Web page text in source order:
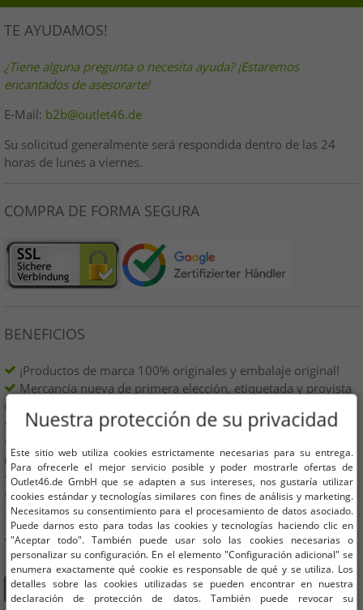
TE AYUDAMOS!
¿Tiene alguna pregunta o necesita ayuda? ¡Estaremos
encantados de asesorarte!
E-Mail: b2b@outlet46.de
Su solicitud generalmente será respondida dentro de las 24
horas de lunes a viernes.
COMPRA DE FORMA SEGURA
BENEFICIOS
¡Productos de marca 100% originales y embalaje original!
Mercancía nueva de primera elección, etiquetada y provista
de un código de barras.
Disponible gratuitamente dentro de la UE
mínima de pedido
Ofertas hasta un 90% más baratas
Libre elección de tamaños y cantidades.
TAMBIÉN PUEDES ENCONTRARNOS EN
Nuestra protección de su privacidad
Este sitio web utiliza cookies estrictamente necesarias para su entrega.
Para ofrecerle el mejor servicio posible y poder mostrarle ofertas de
Outlet46.de GmbH que se adapten a sus intereses, nos gustaría utilizar
cookies estándar y tecnologías similares con fines de análisis y marketing.
Necesitamos su consentimiento para el procesamiento de datos asociado.
Puede darnos esto para todas las cookies y tecnologías haciendo clic en
"Aceptar todo". También puede usar solo las cookies necesarias o
personalizar su configuración. En el elemento "Configuración adicional" se
enumera exactamente qué cookie es responsable de qué y se utiliza. Los
detalles sobre las cookies utilizadas se pueden encontrar en nuestra
declaración de protección de datos. También puede revocar su